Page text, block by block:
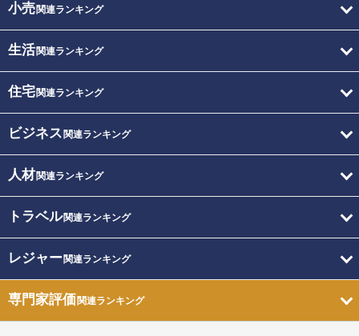
小売関連ランキング
生活関連ランキング
住宅関連ランキング
ビジネス 関連ランキング
人材関連ランキング
トラベル関連ランキング
レジャー関連ランキング
専門家評価関連ランキング